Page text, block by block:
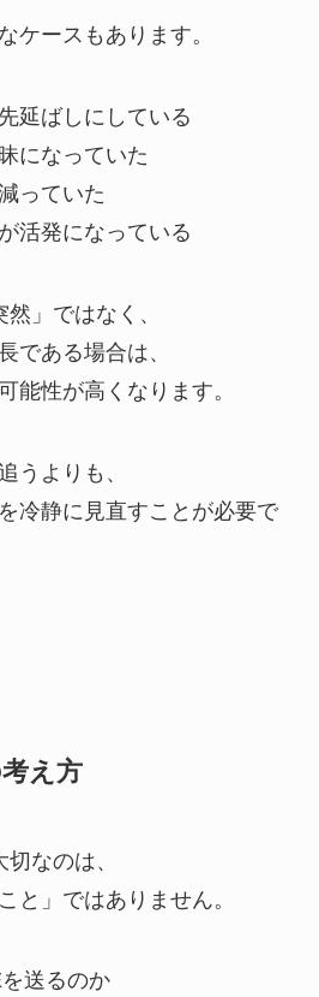
ケースもあります。
延ばしにしている
になっていた
っていた
活発になっている
」ではなく、
である場合は、
能性が高くなります。
うよりも、
冷静に見直すことが必要で
え方
なのは、
と」ではありません。
送るのか